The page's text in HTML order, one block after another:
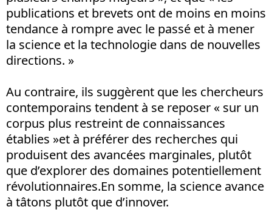
publications et brevets ont de moins en moins
tendance à rompre avec le passé et à mener
la science et la technologie dans de nouvelles
directions. »
Au contraire, ils suggèrent que les chercheurs
contemporains tendent à se reposer « sur un
corpus plus restreint de connaissances
établies »et à préférer des recherches qui
produisent des avancées marginales, plutôt
que d’explorer des domaines potentiellement
révolutionnaires.En somme, la science avance
à tâtons plutôt que d’innover.